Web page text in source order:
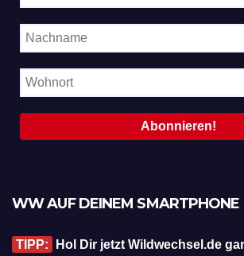
WW AUF DEINEM SMARTPHONE
TIPP:
Hol Dir jetzt Wildwechsel.de